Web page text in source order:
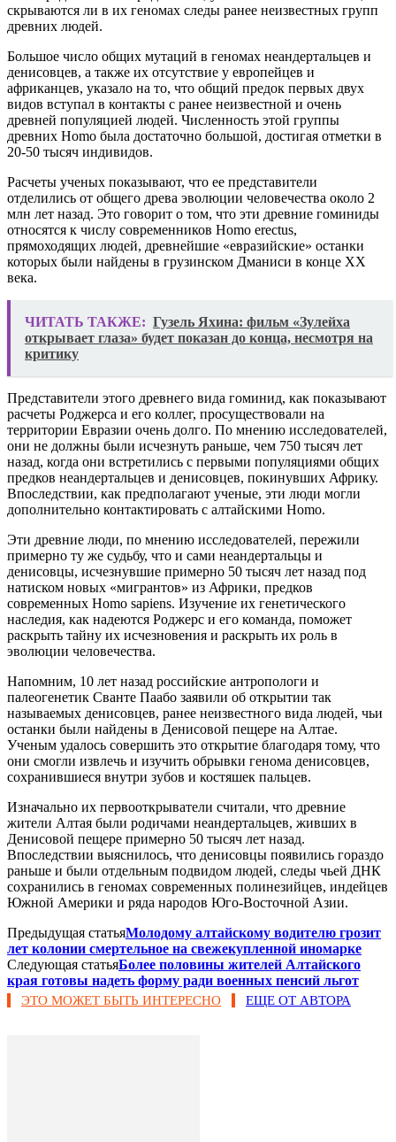
скрываются ли в их геномах следы ранее неизвестных групп
древних людей.
Большое число общих мутаций в геномах неандертальцев и
денисовцев, а также их отсутствие у европейцев и
африканцев, указало на то, что общий предок первых двух
видов вступал в контакты с ранее неизвестной и очень
древней популяцией людей. Численность этой группы
древних Homo была достаточно большой, достигая отметки в
20-50 тысяч индивидов.
Расчеты ученых показывают, что ее представители
отделились от общего древа эволюции человечества около 2
млн лет назад. Это говорит о том, что эти древние гоминиды
относятся к числу современников Homo erectus,
прямоходящих людей, древнейшие «евразийские» останки
которых были найдены в грузинском Дманиси в конце XX
века.
ЧИТАТЬ ТАКЖЕ: Гузель Яхина: фильм «Зулейха
открывает глаза» будет показан до конца, несмотря на
критику
Представители этого древнего вида гоминид, как показывают
расчеты Роджерса и его коллег, просуществовали на
территории Евразии очень долго. По мнению исследователей,
они не должны были исчезнуть раньше, чем 750 тысяч лет
назад, когда они встретились с первыми популяциями общих
предков неандертальцев и денисовцев, покинувших Африку.
Впоследствии, как предполагают ученые, эти люди могли
дополнительно контактировать с алтайскими Homo.
Эти древние люди, по мнению исследователей, пережили
примерно ту же судьбу, что и сами неандертальцы и
денисовцы, исчезнувшие примерно 50 тысяч лет назад под
натиском новых «мигрантов» из Африки, предков
современных Homo sapiens. Изучение их генетического
наследия, как надеются Роджерс и его команда, поможет
раскрыть тайну их исчезновения и раскрыть их роль в
эволюции человечества.
Напомним, 10 лет назад российские антропологи и
палеогенетик Сванте Паабо заявили об открытии так
называемых денисовцев, ранее неизвестного вида людей, чьи
останки были найдены в Денисовой пещере на Алтае.
Ученым удалось совершить это открытие благодаря тому, что
они смогли извлечь и изучить обрывки генома денисовцев,
сохранившиеся внутри зубов и костяшек пальцев.
Изначально их первооткрыватели считали, что древние
жители Алтая были родичами неандертальцев, живших в
Денисовой пещере примерно 50 тысяч лет назад.
Впоследствии выяснилось, что денисовцы появились гораздо
раньше и были отдельным подвидом людей, следы чьей ДНК
сохранились в геномах современных полинезийцев, индейцев
Южной Америки и ряда народов Юго-Восточной Азии.
Предыдущая статьяМолодому алтайскому водителю грозит
лет колонии смертельное на свежекупленной иномарке
Следующая статьяБолее половины жителей Алтайского
края готовы надеть форму ради военных пенсий льгот
ЭТО МОЖЕТ БЫТЬ ИНТЕРЕСНО ЕЩЕ ОТ АВТОРА